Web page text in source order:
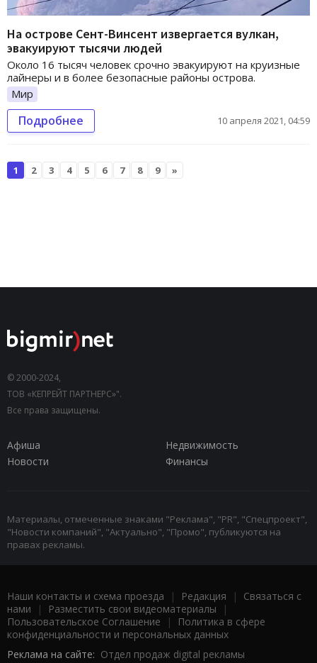
На острове Сент-Винсент извергается вулкан,
эвакуируют тысячи людей
Около 16 тысяч человек срочно эвакуируют на круизные
лайнеры и в более безопасные районы острова.
Мир
Подробнее 10 апреля 2021, 04:59
1 2 3 4 5 6 7 8 9 »
© 2000-2024,
ТОВ «КЕПРЕЙТ ПАРТНЕРС»".
Все права защищены.
Афиша
Недвижимость
Новости
Финансы
Материалы, отмеченные знаками "Реклама", "PR", "Спецпроект",
"Новости компаний", "Актуально", "Промо", публикуются на
правах рекламы.
Наши контакты и схема проезда | Редакция | Связаться с
нами | Разместить свои видеоматериалы |
Пользовательское Соглашение |
Политика в сфере
конфиденциальности и персональных данных
Реклама на сайте: Отдел продаж digital рекламы